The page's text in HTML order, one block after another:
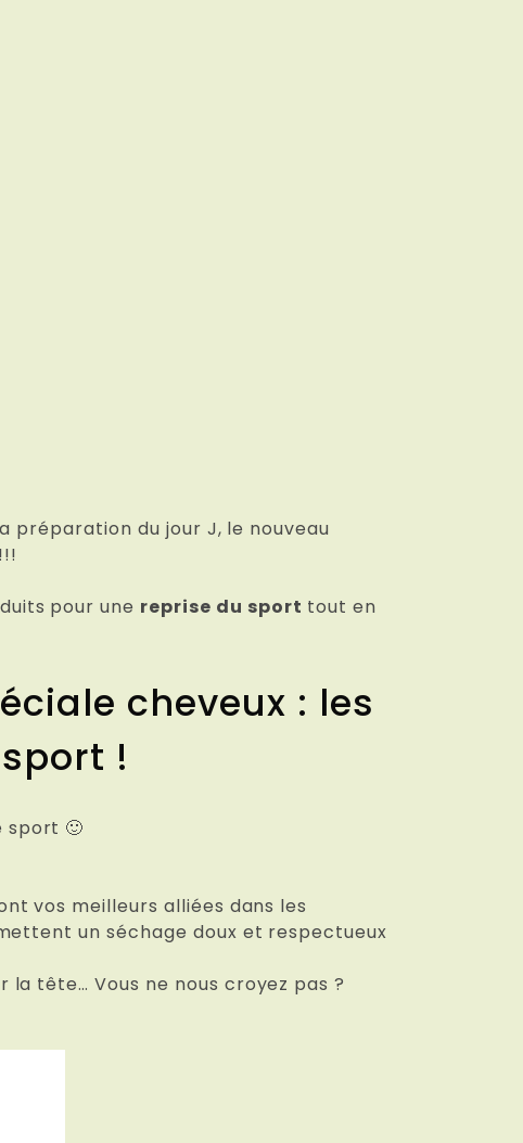
préparation du jour J, le nouveau
pour une reprise du sport tout en
cheveux : les
!
sport 🙂
vos meilleurs alliées dans les
un séchage doux et respectueux
tête… Vous ne nous croyez pas ?